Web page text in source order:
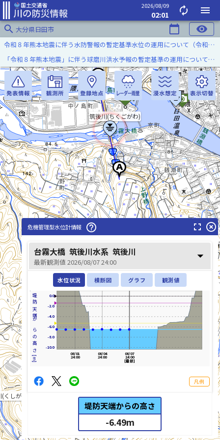
2026/08/09
02:01 autorenew
menu
search 大分県日田市 calendar_today visibility
筑後川(ちくごがわ)
くしがわ)
高瀬川(たかせがわ)
令和８年熊本地震に伴う水防警報の暫定基準水位の運用について（令和８年８月７日）
「令和８年熊本地震」に伴う球磨川洪水予報の暫定基準の運用について（令和８年８月５日）
危機管理型水位計情報 help_outline fullscreen highlight_off
台霧大橋 筑後川水系 筑後川
最新観測値 2026/08/07 24:00 arrow_drop_down
水位状況 横断図 グラフ 観測値
堤防天端からの高さ[m] -10.0
-8.0
-6.0
-4.0
-2.0
0.0
08/07
24:00
[最新]
08/04
24:00
08/01
24:00
凡例
堤防天端からの高さ
-6.49m